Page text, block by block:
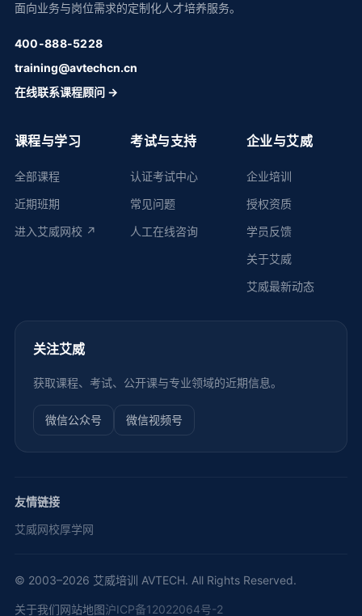
面向业务与岗位需求的定制化人才培养服务。
400-888-5228
training@avtechcn.cn
在线联系课程顾问 →
课程与学习
全部课程
近期班期
进入艾威网校 ↗
考试与支持
认证考试中心
常见问题
人工在线咨询
企业与艾威
企业培训
授权资质
学员反馈
关于艾威
艾威最新动态
关注艾威
获取课程、考试、公开课与专业领域的近期信息。
微信公众号 微信视频号
友情链接
艾威网校厚学网
© 2003–2026 艾威培训 AVTECH. All Rights Reserved.
关于我们网站地图沪ICP备12022064号-2